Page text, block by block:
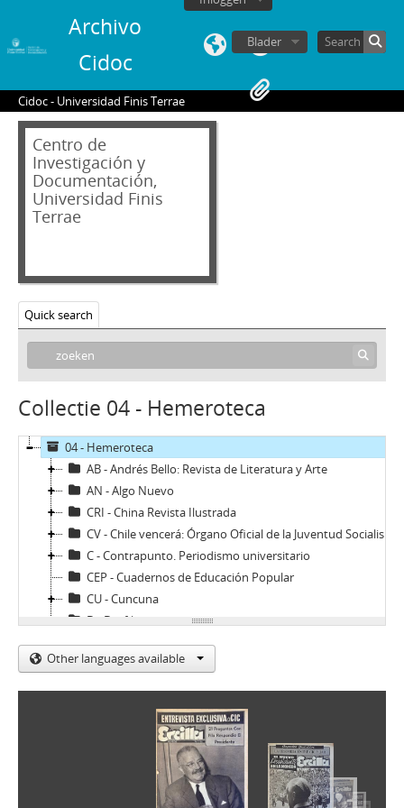
Archivo
Cidoc
Blader
Cidoc - Universidad Finis Terrae
Centro de
Investigación y
Documentación,
Universidad Finis
Terrae
Quick search
Collectie 04 - Hemeroteca
04 - Hemeroteca
AB - Andrés Bello: Revista de Literatura y Arte
AN - Algo Nuevo
CRI - China Revista Ilustrada
CV - Chile vencerá: Órgano Oficial de la Juventud Socialista de Chile
C - Contrapunto. Periodismo universitario
CEP - Cuadernos de Educación Popular
CU - Cuncuna
D - Desfile
DyT - Diálogo y Transición
Di - Dinacos
ER - El Rebelde del MIR
H - Hoy (Magazine)
LG - La Gironda
LPa - La Patria
Other languages available